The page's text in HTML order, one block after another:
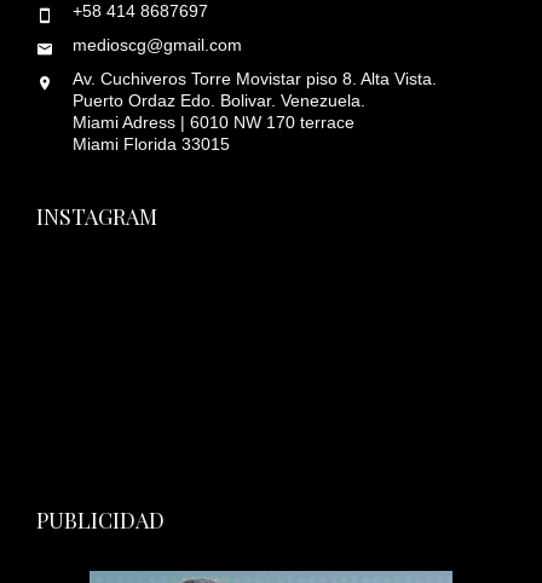
+58 414 8687697
medioscg@gmail.com
Av. Cuchiveros Torre Movistar piso 8. Alta Vista.
Puerto Ordaz Edo. Bolivar. Venezuela.
Miami Adress | 6010 NW 170 terrace
Miami Florida 33015
INSTAGRAM
PUBLICIDAD